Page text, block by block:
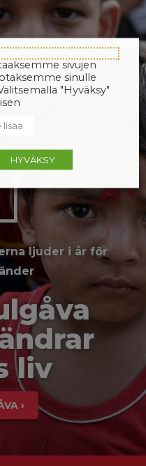
ljuder i år för
liv
›
sivujen
sinulle
"Hyväksy"
lisää
HYVÄKSY